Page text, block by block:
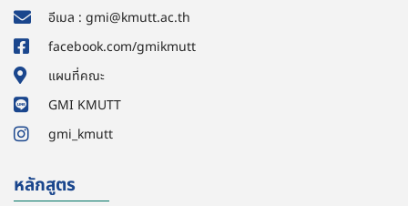
อีเมล : gmi@kmutt.ac.th
facebook.com/gmikmutt
แผนที่คณะ
GMI KMUTT
gmi_kmutt
หลักสูตร